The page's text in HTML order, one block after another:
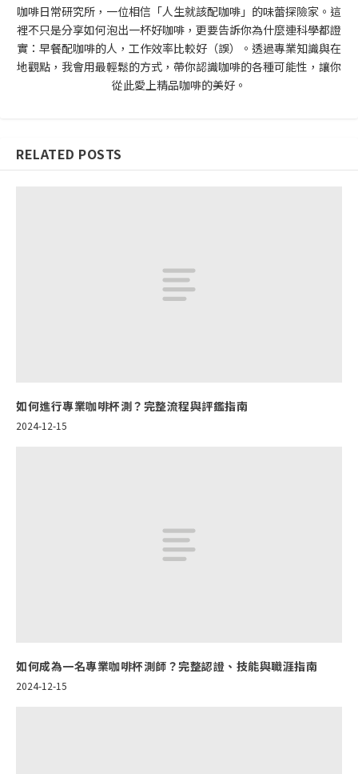
咖啡日常研究所，一位相信「人生就該配咖啡」的味蕾探險家。這
裡不只是分享如何泡出一杯好咖啡，更要告訴你為什麼連科學都證
實：早餐配咖啡的人，工作效率比較好（誤）。透過專業知識與在
地觀點，我會用最輕鬆的方式，帶你認識咖啡的各種可能性，讓你
從此愛上精品咖啡的美好。
RELATED POSTS
如何進行專業咖啡杯測？完整流程與評鑑指南
2024-12-15
如何成為一名專業咖啡杯測師？完整認證、技能與職涯指南
2024-12-15